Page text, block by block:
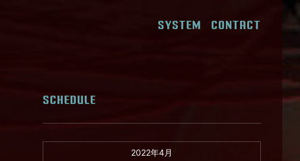
SYSTEM CONTACT
SCHEDULE
2022年4月